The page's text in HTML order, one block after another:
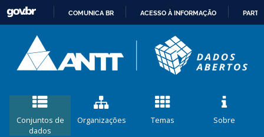
CONTEÚDO
COMUNICA BR ACESSO À INFORMAÇÃO
Conjuntos de
dados
Organizações Temas Sobre